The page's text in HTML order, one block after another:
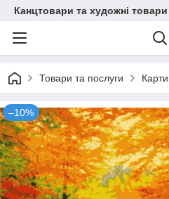
Канцтовари та художні
Товари та послуги
–10%